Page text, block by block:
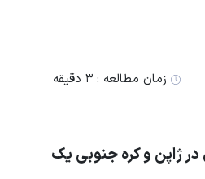
زمان مطالعه : ۳ دقیقه
در ژاپن و کره جنوبی یک